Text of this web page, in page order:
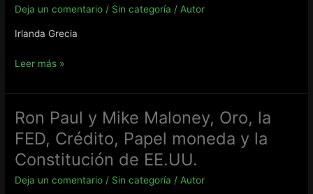
Deja un comentario / Sin categoría /Autor
Irlanda Grecia
Film
Crisis
en
Irlanda
y
Grecia
por
Max
Leer más »
Ron Paul y Mike Maloney, Oro, la
FED, Crédito, Papel moneda y la
Constitución de EE.UU.
Deja un comentario / Sin categoría /Autor